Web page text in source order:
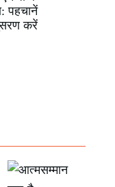
पहचानें
करें